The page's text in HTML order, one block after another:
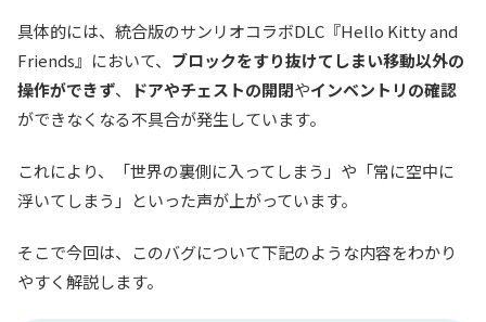
具体的には、統合版のサンリオコラボDLC『Hello Kitty and
Friends』において、 ブロックをすり抜けてしまい移動以外の
操作ができず、 ドアやチェストの開閉やインベントリの確認
ができなくなる不具合が発生しています。
これにより、「世界の裏側に入ってしまう」や「常に空中に
浮いてしまう」といった声が上がっています。
そこで今回は、このバグについて下記のような内容をわかり
やすく解説します。